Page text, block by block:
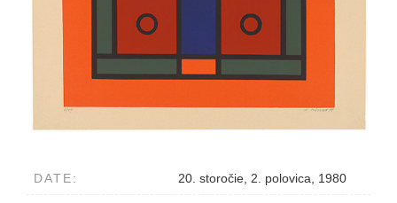
DATE: 20. storočie, 2. polovica, 1980